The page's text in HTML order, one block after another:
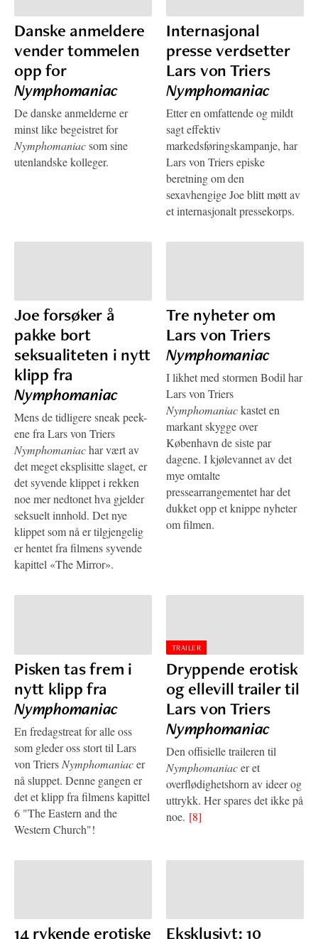
Danske anmeldere
vender tommelen
opp for
Nymphomaniac
De danske anmelderne er
minst like begeistret for
Nymphomaniacsom sine
utenlandske kolleger.
Internasjonal
presse verdsetter
Lars von Triers
Nymphomaniac
Etter en omfattende og mildt
sagt effektiv
markedsføringskampanje, har
Lars von Triers episke
beretning om den
sexavhengige Joe blitt møtt av
et internasjonalt pressekorps.
Joe forsøker å
pakke bort
seksualiteten i nytt
klipp fra
Nymphomaniac
Mens de tidligere sneak peek-
ene fra Lars von Triers
Nymphomaniachar vært av
det meget eksplisitte slaget, er
det syvende klippet i rekken
noe mer nedtonet hva gjelder
seksuelt innhold. Det nye
klippet som nå er tilgjengelig
er hentet fra filmens syvende
kapittel «The Mirror».
Tre nyheter om
Lars von Triers
Nymphomaniac
I likhet med stormen Bodil har
Lars von Triers
Nymphomaniackastet en
markant skygge over
København de siste par
dagene. I kjølevannet av det
mye omtalte
pressearrangementet har det
dukket opp et knippe nyheter
om filmen.
Pisken tas frem i
nytt klipp fra
Nymphomaniac
En fredagstreat for alle oss
som gleder oss stort til Lars
von Triers Nymphomaniacer
nå sluppet. Denne gangen er
det et klipp fra filmens kapittel
6 "The Eastern and the
Western Church"!
TRAILER
Dryppende erotisk
og ellevill trailer til
Lars von Triers
Nymphomaniac
Den offisielle traileren til
Nymphomaniacer et
overflødighetshorn av ideer og
uttrykk. Her spares det ikke på
noe. [8]
14 rykende erotiske Eksklusivt: 10